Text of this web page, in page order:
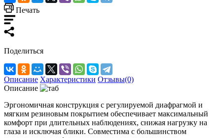
Печать
Поделиться
Описание Характеристики Отзывы(0)
Описание
Эргономичная конструкция с регулируемой диафрагмой и
мягким резиновым покрытием обеспечивает максимальный
комфорт при длительных наблюдениях, снижая нагрузку на
глаза и исключая блики. Совместима с большинством